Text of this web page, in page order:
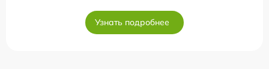
Узнать подробнее